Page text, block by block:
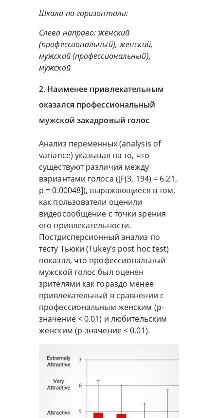
Шкала по горизонтали:
Слева направо: женский
(профессиональный), женский,
мужской (профессиональный),
мужской
2. Наименее привлекательным
оказался профессиональный
мужской закадровый голос
Анализ переменных (analysis of
variance) указывал на то, что
существуют различия между
вариантами голоса ([F(3, 194) = 6.21,
p = 0.00048]), выражающиеся в том,
как пользователи оценили
видеосообщение с точки зрения
его привлекательности.
Постдисперсионный анализ по
тесту Тьюки (Tukey’s post hoc test)
показал, что профессиональный
мужской голос был оценен
зрителями как гораздо менее
привлекательный в сравнении с
профессиональным женским (p-
значение < 0.01) и любительским
женским (p-значение < 0.01).